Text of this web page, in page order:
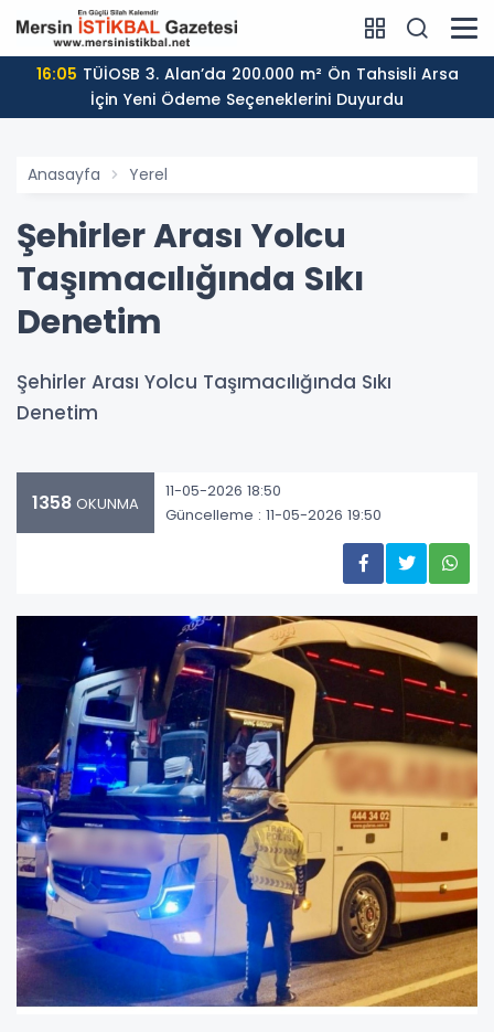
16:05
İçin Yeni Ödeme Seçeneklerini Duyurdu
Anasayfa Yerel
Şehirler Arası Yolcu
Taşımacılığında Sıkı
Denetim
Şehirler Arası Yolcu Taşımacılığında Sıkı
Denetim
1358 OKUNMA
11-05-2026 18:50
Güncelleme : 11-05-2026 19:50